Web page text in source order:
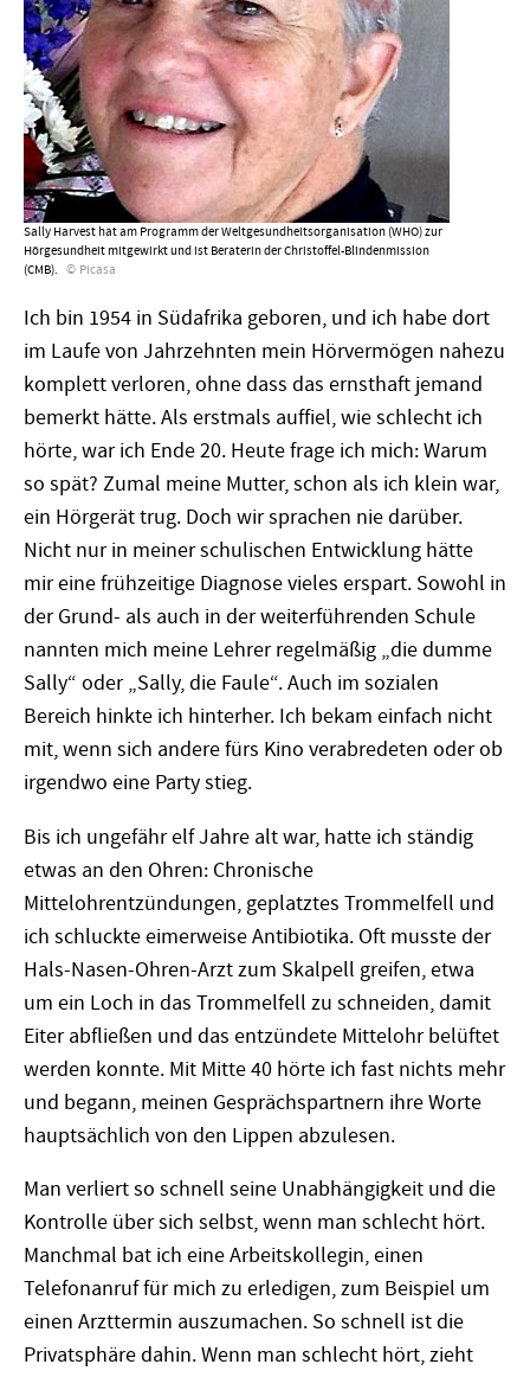
Sally Harvest hat am Programm der Weltgesundheitsorganisation (WHO) zur
Hörgesundheit mitgewirkt und ist Beraterin der Christoffel-Blindenmission
(CMB).
Picasa
Ich bin 1954 in Südafrika geboren, und ich habe dort
im Laufe von Jahrzehnten mein Hörvermögen nahezu
komplett verloren, ohne dass das ernsthaft jemand
bemerkt hätte. Als erstmals auffiel, wie schlecht ich
hörte, war ich Ende 20. Heute frage ich mich: Warum
so spät? Zumal meine Mutter, schon als ich klein war,
ein Hörgerät trug. Doch wir sprachen nie darüber.
Nicht nur in meiner schulischen Entwicklung hätte
mir eine frühzeitige Diagnose vieles erspart. Sowohl in
der Grund- als auch in der weiterführenden Schule
nannten mich meine Lehrer regelmäßig „die dumme
Sally“ oder „Sally, die Faule“. Auch im sozialen
Bereich hinkte ich hinterher. Ich bekam einfach nicht
mit, wenn sich andere fürs Kino verabredeten oder ob
irgendwo eine Party stieg.
Bis ich ungefähr elf Jahre alt war, hatte ich ständig
etwas an den Ohren: Chronische
Mittelohrentzündungen, geplatztes Trommelfell und
ich schluckte eimerweise Antibiotika. Oft musste der
Hals-Nasen-Ohren-Arzt zum Skalpell greifen, etwa
um ein Loch in das Trommelfell zu schneiden, damit
Eiter abfließen und das entzündete Mittelohr belüftet
werden konnte. Mit Mitte 40 hörte ich fast nichts mehr
und begann, meinen Gesprächspartnern ihre Worte
hauptsächlich von den Lippen abzulesen.
Man verliert so schnell seine Unabhängigkeit und die
Kontrolle über sich selbst, wenn man schlecht hört.
Manchmal bat ich eine Arbeitskollegin, einen
Telefonanruf für mich zu erledigen, zum Beispiel um
einen Arzttermin auszumachen. So schnell ist die
Privatsphäre dahin. Wenn man schlecht hört, zieht